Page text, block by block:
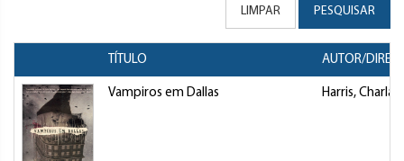
LIMPAR PESQUISAR
TÍTULO AUTOR/
Vampiros em Dallas Harris,